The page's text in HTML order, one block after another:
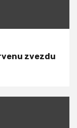
zvezdu